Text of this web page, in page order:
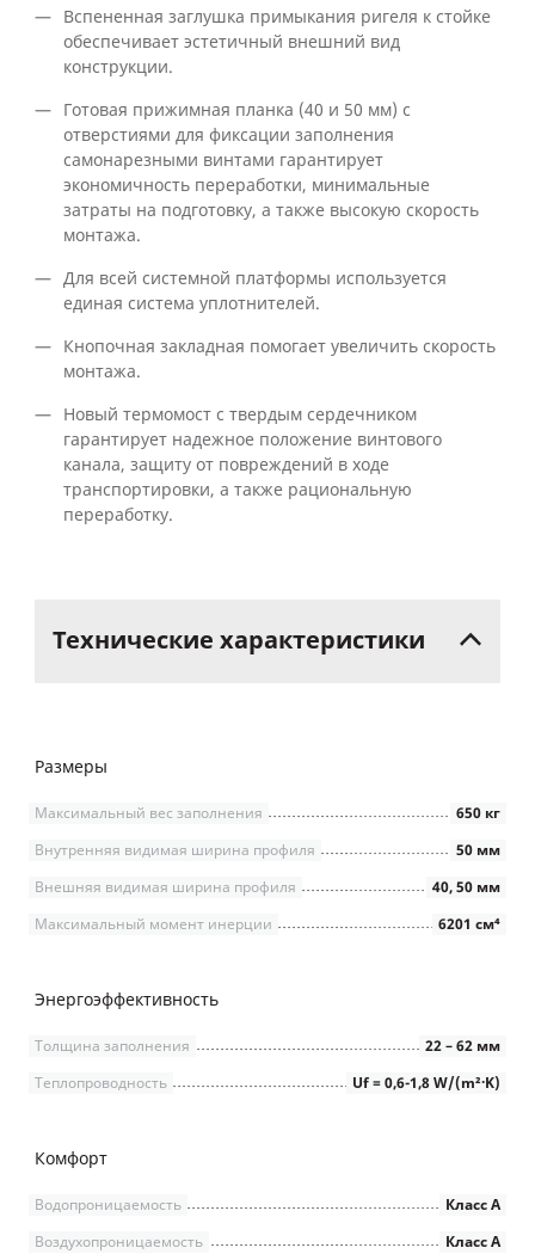
Вспененная заглушка примыкания ригеля к стойке
обеспечивает эстетичный внешний вид
конструкции.
Готовая прижимная планка (40 и 50 мм) с
отверстиями для фиксации заполнения
самонарезными винтами гарантирует
экономичность переработки, минимальные
затраты на подготовку, а также высокую скорость
монтажа.
Для всей системной платформы используется
единая система уплотнителей.
Кнопочная закладная помогает увеличить скорость
монтажа.
Новый термомост с твердым сердечником
гарантирует надежное положение винтового
канала, защиту от повреждений в ходе
транспортировки, а также рациональную
переработку.
Технические характеристики
Размеры
650 кг
Максимальный вес заполнения
50 мм
Внутренняя видимая ширина профиля
40, 50 мм
Внешняя видимая ширина профиля
6201 см⁴
Максимальный момент инерции
Энергоэффективность
22 – 62 мм
Толщина заполнения
Uf = 0,6-1,8 W/(m²∙K)
Теплопроводность
Комфорт
Класс А
Водопроницаемость
Класс А
Воздухопроницаемость